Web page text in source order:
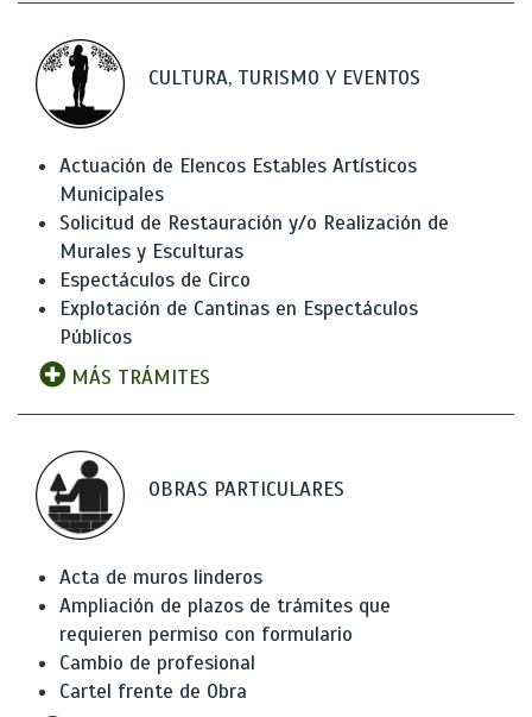
CULTURA, TURISMO Y EVENTOS
Actuación de Elencos Estables Artísticos
Municipales
Solicitud de Restauración y/o Realización de
Murales y Esculturas
Espectáculos de Circo
Explotación de Cantinas en Espectáculos
Públicos
MÁS TRÁMITES
OBRAS PARTICULARES
Acta de muros linderos
Ampliación de plazos de trámites que
requieren permiso con formulario
Cambio de profesional
Cartel frente de Obra